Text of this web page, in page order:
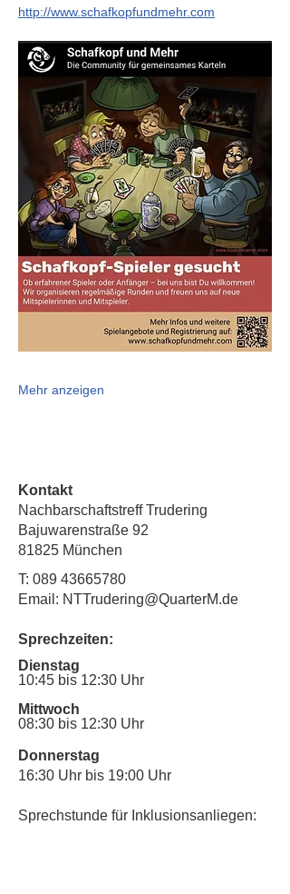
http://www.schafkopfundmehr.com
Mehr anzeigen
Kontakt
Nachbarschaftstreff Trudering
Bajuwarenstraße 92
81825 München
T: 089 43665780
Email: NTTrudering@QuarterM.de
Sprechzeiten:
Dienstag
10:45 bis 12:30 Uhr
Mittwoch
08:30 bis 12:30 Uhr
Donnerstag
16:30 Uhr bis 19:00 Uhr
Sprechstunde für Inklusionsanliegen: